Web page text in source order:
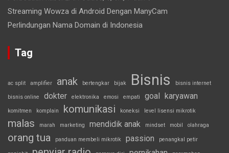
Streaming Wowza di Android Dengan ManyCam
Perlindungan Nama Domain di Indonesia
Tag
ac split amplifier anak bertengkar bijak Bisnis bisnis internet
bisnis online dokter elektronika emosi empati goal karyawan
komitmen komplain komunikasi koneksi level lisensi mikrotik
malas marah marketing mendidik anak mindset mobil olahraga
orang tua panduan membeli mikrotik passion penangkal petir